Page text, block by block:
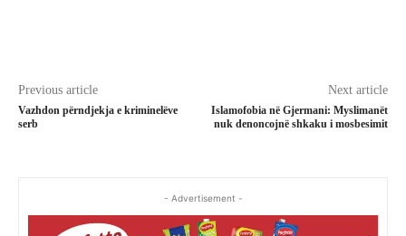
Previous article
Vazhdon përndjekja e kriminelëve
serb
Next article
Islamofobia në Gjermani: Myslimanët
nuk denoncojnë shkaku i mosbesimit
- Advertisement -